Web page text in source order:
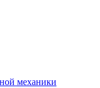
механики